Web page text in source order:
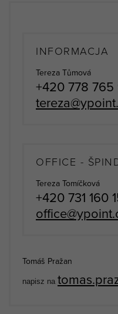
INFORMACJA
Tereza Tůmová
+420 778 765
OFFICE -
Tereza Tomíčková
+420 731 160
Tomáš Pražan
napisz na